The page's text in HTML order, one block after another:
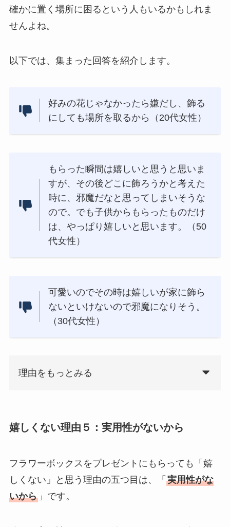
確かに置く場所に困るという人もいるかもしれま
せんよね。
以下では、集まった回答を紹介します。
好みの花じゃなかったら嫌だし、飾る
にしても場所を取るから（20代女性）
もらった瞬間は嬉しいと思うと思いま
すが、その後どこに飾ろうかと考えた
時に、邪魔だなと思ってしまいそうな
ので。でも子供からもらったものだけ
は、やっぱり嬉しいと思います。（50
代女性）
可愛いのでその時は嬉しいが家に飾ら
ないといけないので邪魔になりそう。
（30代女性）
理由をもっとみる
嬉しくない理由５：実用性がないから
フラワーボックスをプレゼントにもらっても「嬉
しくない」と思う理由の五つ目は、「 実用性がな
いから」です。